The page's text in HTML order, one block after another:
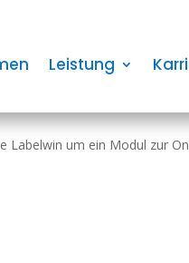
Leistung
buchen
um ein Modul zur